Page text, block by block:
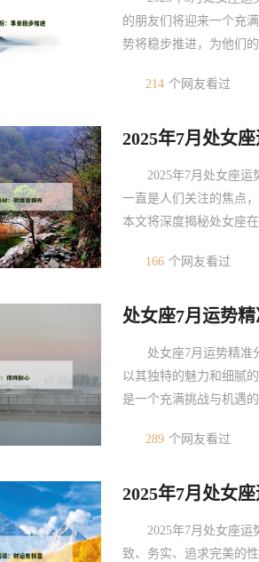
的朋友们将迎来一个充
势将稳步推进，为他们
体：事业运势稳步推进
214 个网友看过
2025年7月处女
2025年7月处女座
一直是人们关注的焦点
本文将深度揭秘处女座
健康运势总体较为平稳
166 个网友看过
处女座7月运势
处女座7月运势精准
以其独特的魅力和细腻
是一个充满挑战与机遇
座在职场上的运势呈现
挑
289 个网友看过
2025年7月处女
2025年7月处女座
致、务实、追求完美的